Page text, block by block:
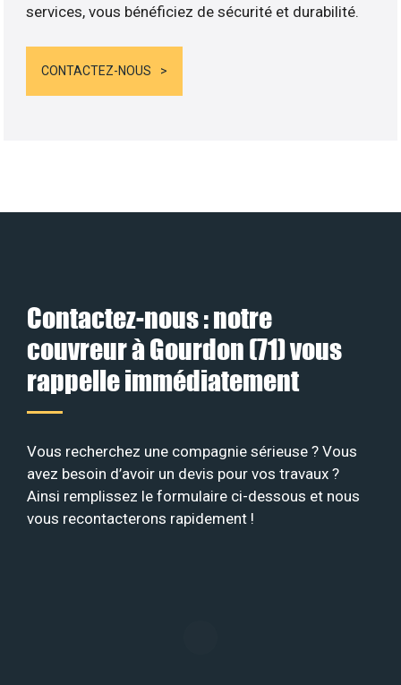
services, vous bénéficiez de sécurité et durabilité.
CONTACTEZ-NOUS
Contactez-nous : notre
couvreur à Gourdon (71) vous
rappelle immédiatement
Vous recherchez une compagnie sérieuse ? Vous
avez besoin d’avoir un devis pour vos travaux ?
Ainsi remplissez le formulaire ci-dessous et nous
vous recontacterons rapidement !